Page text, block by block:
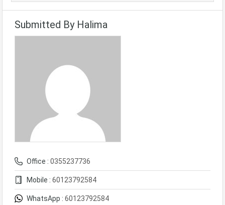
Submitted By Halima
Office : 0355237736
Mobile : 60123792584
WhatsApp : 60123792584